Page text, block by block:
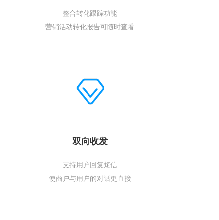
整合转化跟踪功能
营销活动转化报告可随时查看
双向收发
支持用户回复短信
使商户与用户的对话更直接